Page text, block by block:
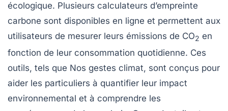
écologique. Plusieurs calculateurs d’empreinte
carbone sont disponibles en ligne et permettent aux
utilisateurs de mesurer leurs émissions de CO2 en
fonction de leur consommation quotidienne. Ces
outils, tels que Nos gestes climat, sont conçus pour
aider les particuliers à quantifier leur impact
environnemental et à comprendre les